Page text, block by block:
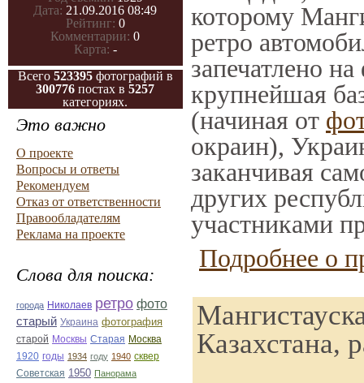
Дата: 21.09.2016 08:49
Рейтинг: 0
Комментарии: 0
Карта: -
Всего 523395 фотографий в
300776 постах в5257
категориях.
Это важно
О проекте
Вопросы и ответы
Рекомендуем
Отказ от ответственности
Правообладателям
Реклама на проекте
Слова для поиска:
города Николаев ретро фото
старый Украина фотография
старой Москвы Старая Москва
1920 годы 1934 году 1940 сквер
Советская 1950 Панорама
которому
ретро
запечатлено
крупнейшая
(начиная от
окраин),
заканчивая
других
участниками
Подробнее о
Казахстана,